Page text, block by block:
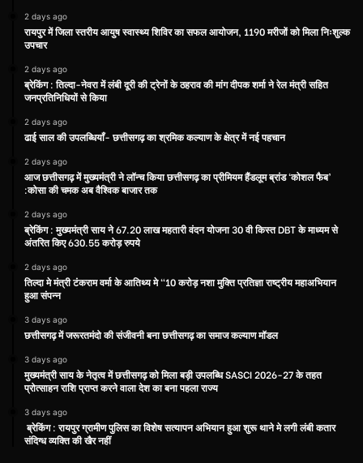
2 days ago
रायपुर में जिला स्तरीय आयुष स्वास्थ्य शिविर का सफल आयोजन, 1190 मरीजों को मिला निःशुल्क
उपचार
2 days ago
ब्रेकिंग : तिल्दा-नेवरा में लंबी दूरी की ट्रेनों के ठहराव की मांग दीपक शर्मा ने रेल मंत्री सहित
जनप्रतिनिधियों से किया
2 days ago
ढाई साल की उपलब्धियाँ- छत्तीसगढ़ का श्रमिक कल्याण के क्षेत्र में नई पहचान
2 days ago
आज छत्तीसगढ़ में मुख्यमंत्री ने लॉन्च किया छत्तीसगढ़ का प्रीमियम हैंडलूम ब्रांड ‘कोशल फैब’
:कोसा की चमक अब वैश्विक बाजार तक
2 days ago
ब्रेकिंग : मुख्यमंत्री साय ने 67.20 लाख महतारी वंदन योजना 30 वी किस्त DBT के माध्यम से
अंतरित किए 630.55 करोड़ रुपये
2 days ago
तिल्दा मे मंत्री टंकराम वर्मा के आतिथ्य मे “10 करोड़ नशा मुक्ति प्रतिज्ञा राष्ट्रीय महाअभियान
हुआ संपन्न
3 days ago
छत्तीसगढ़ में जरूरतमंदो की संजीवनी बना छत्तीसगढ़ का समाज कल्याण मॉडल
3 days ago
मुख्यमंत्री साय के नेतृत्व में छत्तीसगढ़ को मिला बड़ी उपलब्धि SASCI 2026-27 के तहत
प्रोत्साहन राशि प्राप्त करने वाला देश का बना पहला राज्य
3 days ago
ब्रेकिंग : रायपुर ग्रामीण पुलिस का विशेष सत्यापन अभियान हुआ शुरू थाने मे लगी लंबी कतार
संदिग्ध व्यक्ति की खैर नहीं